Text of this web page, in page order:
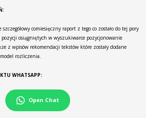
comiesięczny raport z tego co zostało do tej pory
osiągniętych w wyszukiwarce pozycjonowanie
z wpisów rekomendacji tekstów które zostały dodane
rozliczenia.
WHATSAPP:
Open Chat